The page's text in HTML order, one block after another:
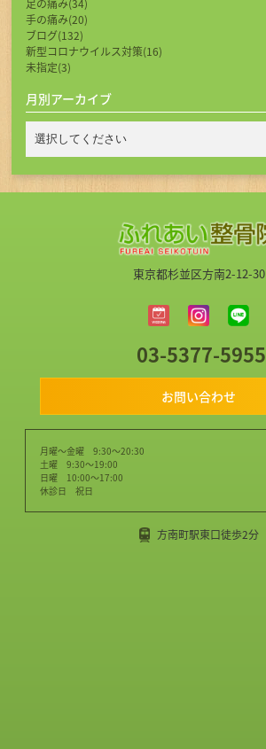
足の痛み(34)
手の痛み(20)
ブログ(132)
新型コロナウイルス対策(16)
未指定(3)
月別アーカイブ
東京都杉並区方南2-12-30
03-5377-5955
お問い合わせ
月曜～金曜 9:30～20:30
土曜 9:30～19:00
日曜 10:00～17:00
休診日 祝日
方南町駅東口徒歩2分